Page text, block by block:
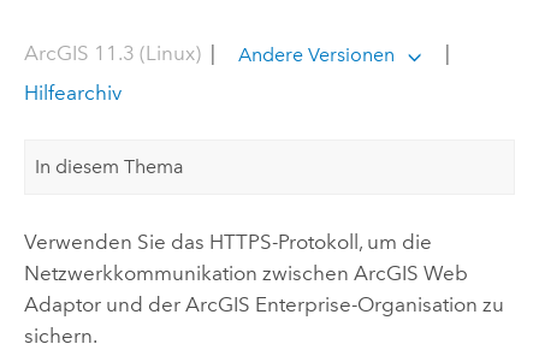
ArcGIS 11.3 (Linux)| Andere Versionen
Hilfearchiv
In diesem Thema
Verwenden Sie das HTTPS-Protokoll, um die
Netzwerkkommunikation zwischen ArcGIS Web
Adaptorund der ArcGIS Enterprise-Organisation zu
sichern.